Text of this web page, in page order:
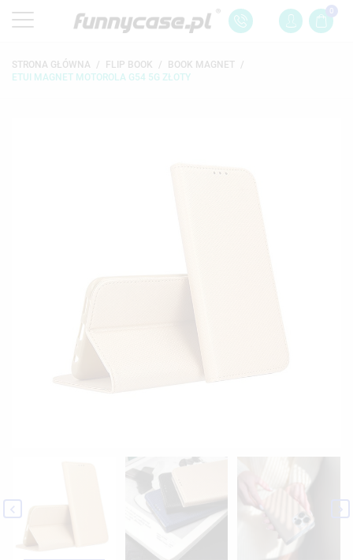
0
STRONA GŁÓWNA FLIP BOOK
BOOK MAGNET
ETUI MAGNET MOTOROLA G54 5G ZŁOTY
 